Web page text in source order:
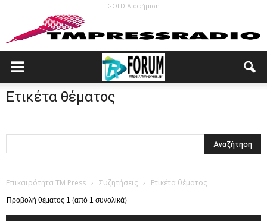
GOLD Διαφήμιση
Ετικέτα θέματος
Επικαιρότητα TM Press › Συζητήσεις › Ετικέτα θέματος
Προβολή θέματος 1 (από 1 συνολικά)